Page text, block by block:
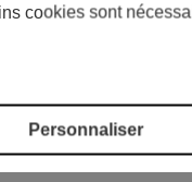
au
lot comporte 5
cookies sont
Personnaliser